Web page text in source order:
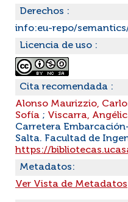
Derechos :
info:eu-repo/
Licencia de uso :
Cita recomendada :
Alonso Maurizzio,
Sofía ; Viscarra,
Carretera
Salta. Facultad de
https://
Metadatos:
Ver Vista de Metadatos